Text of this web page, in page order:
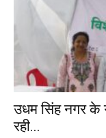
उधम सिंह नगर के
रही...